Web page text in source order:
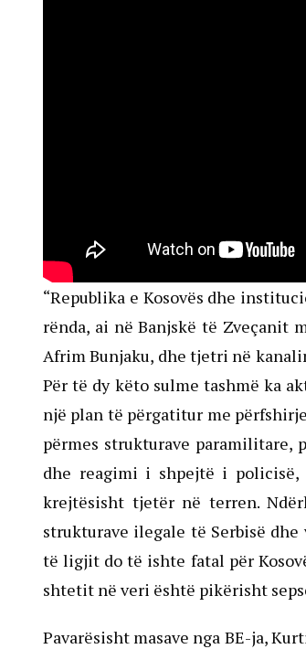
“Republika e Kosovës dhe
rënda, ai në Banjskë të Zveçanit
Afrim Bunjaku, dhe tjetri në
Për të dy këto sulme tashmë ka
një plan të përgatitur me
përmes strukturave paramilitare,
dhe reagimi i shpejtë i
krejtësisht tjetër në terren.
strukturave ilegale të Serbisë
të ligjit do të ishte fatal për
shtetit në veri është pikërisht
Pavarësisht masave nga BE-ja,